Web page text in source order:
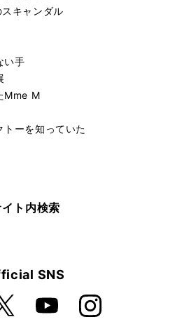
キャンダル
い手
Mme M
ーを知っていた
ト内検索
SNS
YouTube Instagra
m